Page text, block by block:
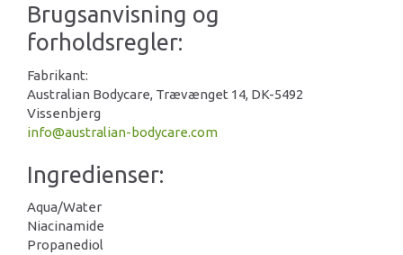
Brugsanvisning og
forholdsregler:
Fabrikant:
Australian Bodycare, Trævænget 14, DK-5492
Vissenbjerg
info@australian-bodycare.com
Ingredienser:
Aqua/Water
Niacinamide
Propanediol